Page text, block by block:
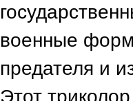
военные
предателя и
Этот